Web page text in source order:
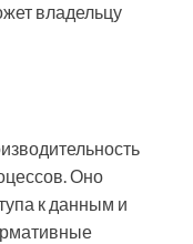
владельцу
Оно
к данным и